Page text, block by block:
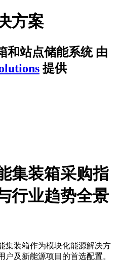
方案
和站点储能系统 由
提供
集装箱采购指
行业趋势全景
集装箱作为模块化能源解决方
及新能源项目的首选配置。